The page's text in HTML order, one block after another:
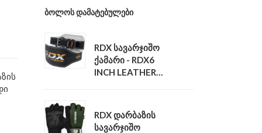
ᲑᲝᲚᲝᲡ ᲓᲐᲛᲐᲢᲔᲑᲣᲚᲔᲑᲘ
RDX სავარჯიშო
ქამარი - RDX6
INCH LEATHER
RDX დარბაზის
სავარჯიშო